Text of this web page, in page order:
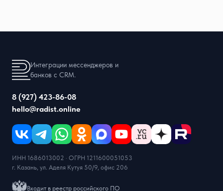
Интеграции мессенджеров и
банков с CRM.
8 (927) 423-86-08
hello@radist.online
ИНН 1686013002 · ОГРН 1211600051053
г. Казань, ул. Аделя Кутуя 50/9, офис 206
Входит в реестр российского ПО